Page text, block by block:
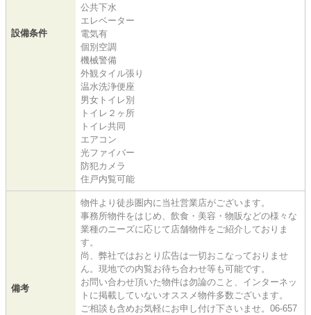
設備条件
公共下水
エレベーター
電気有
個別空調
機械警備
外観タイル張り
温水洗浄便座
男女トイレ別
トイレ２ヶ所
トイレ共同
エアコン
光ファイバー
防犯カメラ
住戸内覧可能
備考
物件より徒歩圏内に当社営業店がございます。
事務所物件をはじめ、飲食・美容・物販などの様々な
業種のニーズに応じて店舗物件をご紹介しておりま
す。
尚、弊社ではおとり広告は一切おこなっておりませ
ん。現地での内覧お待ち合わせ等も可能です。
お問い合わせ頂いた物件は勿論のこと、インターネッ
トに掲載していないオススメ物件多数ございます。
ご相談も含めお気軽にお申し付け下さいませ。06-657